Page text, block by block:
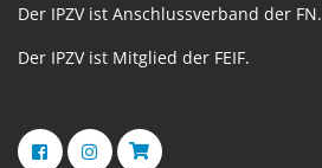
Der IPZV ist Anschlussverband der FN.
Der IPZV ist Mitglied der FEIF.